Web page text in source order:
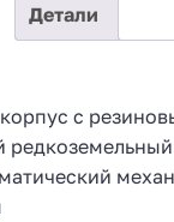
Детали
с